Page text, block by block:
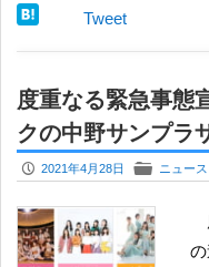
Tweet
度重なる緊急事態
クの中野サンプラ
P 2021年4月28日 F ニュース